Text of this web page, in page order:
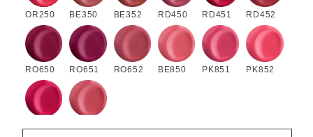
OR250 BE350 BE352 RD450 RD451 RD452
RO650 RO651 RO652 BE850 PK851 PK852